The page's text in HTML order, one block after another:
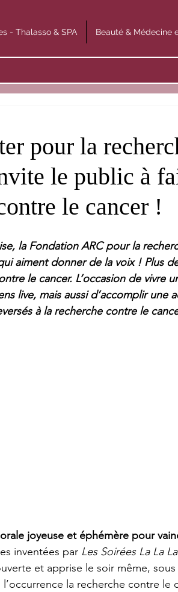
- Thalasso & SPA Beauté & Médecine
pour la
le public à
le cancer !
la Fondation ARC pour la
aiment donner de la voix ! Plus
le cancer. L’occasion de vivre
live, mais aussi d’accomplir une
à la recherche contre le
joyeuse et éphémère pour
inventées par Les Soirées La La La
et apprise le soir même,
la recherche contre le